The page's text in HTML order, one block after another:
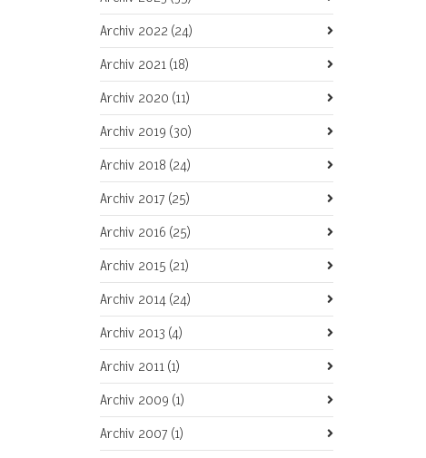
Archiv 2022 (24)
Archiv 2021 (18)
Archiv 2020 (11)
Archiv 2019 (30)
Archiv 2018 (24)
Archiv 2017 (25)
Archiv 2016 (25)
Archiv 2015 (21)
Archiv 2014 (24)
Archiv 2013 (4)
Archiv 2011 (1)
Archiv 2009 (1)
Archiv 2007 (1)